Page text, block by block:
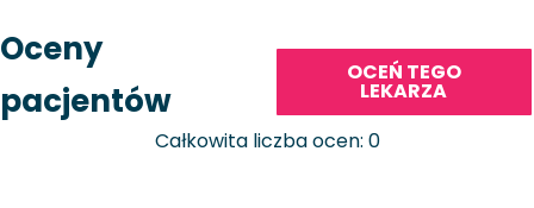
Oceny
pacjentów
OCEŃ TEGO
LEKARZA
Całkowita liczba ocen: 0